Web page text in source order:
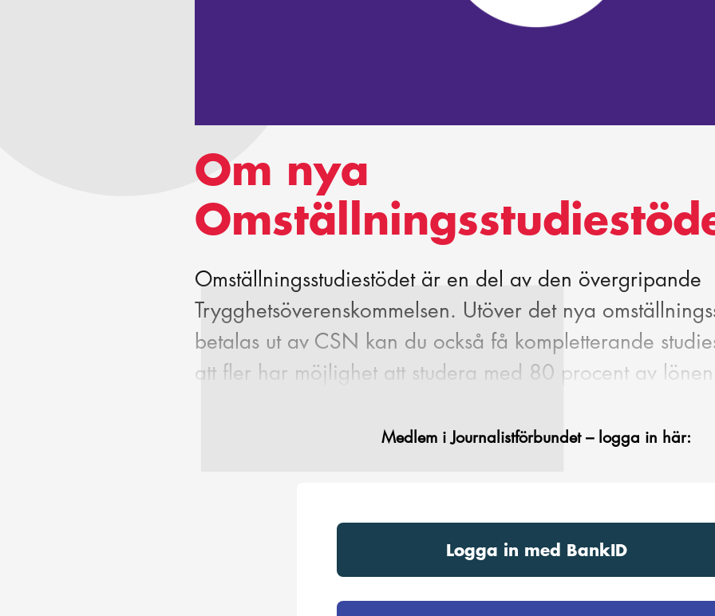
Om nya
Omställningsstudiestödet är en del av den övergripande
Trygghetsöverenskommelsen. Utöver det nya
betalas ut av CSN kan du också få kompletterande
att fler har möjlighet att studera med 80 procent av
Medlem i Journalistförbundet – logga in här:
Logga in med BankID